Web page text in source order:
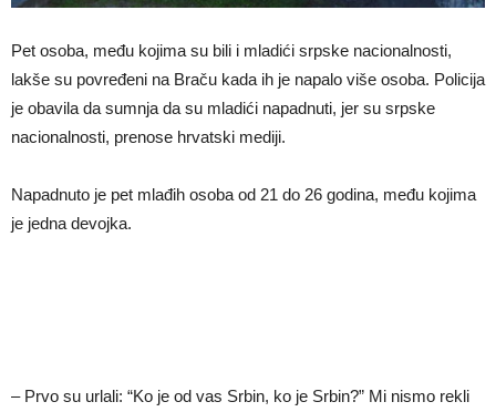
Pet osoba, među kojima su bili i mladići srpske nacionalnosti,
lakše su povređeni na Braču kada ih je napalo više osoba. Policija
je obavila da sumnja da su mladići napadnuti, jer su srpske
nacionalnosti, prenose hrvatski mediji.
Napadnuto je pet mlađih osoba od 21 do 26 godina, među kojima
je jedna devojka.
– Prvo su urlali: “Ko je od vas Srbin, ko je Srbin?” Mi nismo rekli